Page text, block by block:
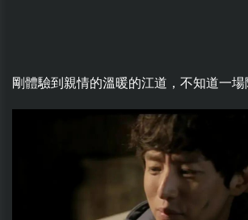
剛體驗到親情的溫暖的江道，不知道一場